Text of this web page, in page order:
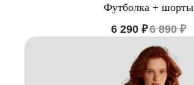
Футболка + шорты
6 290 ₽6 890 ₽